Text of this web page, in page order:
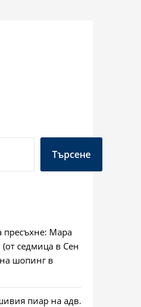
Търсене
пресъхне: Мара
седмица в Сен
шопинг в
пиар на адв.